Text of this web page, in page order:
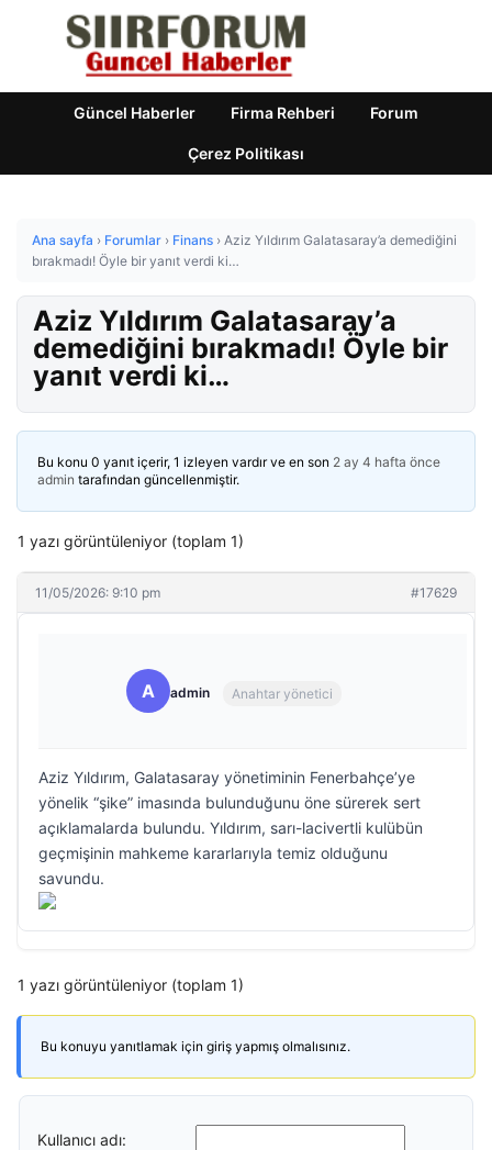
Güncel Haberler Firma Rehberi Forum
Çerez Politikası
Ana sayfa › Forumlar › Finans › Aziz Yıldırım Galatasaray’a demediğini
bırakmadı! Öyle bir yanıt verdi ki…
Aziz Yıldırım Galatasaray’a
demediğini bırakmadı! Öyle bir
yanıt verdi ki…
Bu konu 0 yanıt içerir, 1 izleyen vardır ve en son 2 ay 4 hafta önce
admin tarafından güncellenmiştir.
1 yazı görüntüleniyor (toplam 1)
11/05/2026: 9:10 pm #17629
A admin Anahtar yönetici
Aziz Yıldırım, Galatasaray yönetiminin Fenerbahçe’ye
yönelik “şike” imasında bulunduğunu öne sürerek sert
açıklamalarda bulundu. Yıldırım, sarı-lacivertli kulübün
geçmişinin mahkeme kararlarıyla temiz olduğunu
savundu.
1 yazı görüntüleniyor (toplam 1)
Bu konuyu yanıtlamak için giriş yapmış olmalısınız.
Kullanıcı adı: